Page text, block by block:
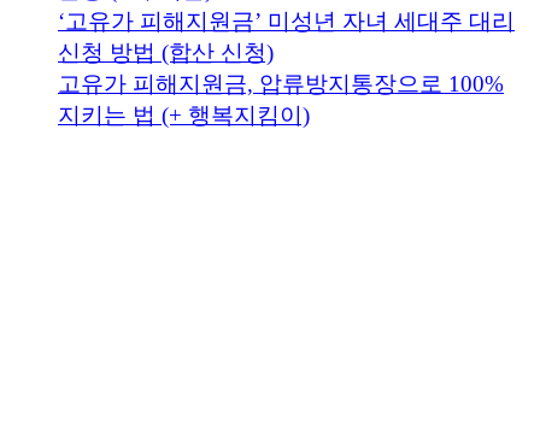
‘고유가 피해지원금’ 미성년 자녀 세대주 대리
신청 방법 (합산 신청)
고유가 피해지원금, 압류방지통장으로 100%
지키는 법 (+ 행복지킴이)